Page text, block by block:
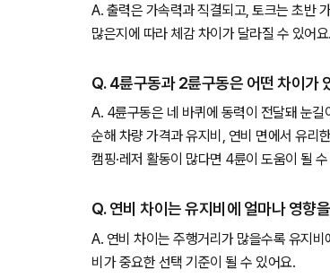
A. 출력은 가속력과 직결되고, 토크는 초반
많은지에 따라 체감 차이가 달라질 수 있어요.
Q. 4륜구동과 2륜구동은 어떤 차이가
A. 4륜구동은 네 바퀴에 동력이 전달돼 눈
순해 차량 가격과 유지비, 연비 면에서 유리
캠핑·레저 활동이 많다면 4륜이 도움이 될
Q. 연비 차이는 유지비에 얼마나 영향
A. 연비 차이는 주행거리가 많을수록 유지
비가 중요한 선택 기준이 될 수 있어요.